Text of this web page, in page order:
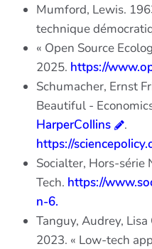
Mumford, Lewis.
technique
« Open Source
2025. https://
Schumacher, Ernst
Beautiful -
HarperCollins
.
https://
Socialter, Hors-série
Tech. https://
n-6.
Tanguy, Audrey,
2023. « Low-tech